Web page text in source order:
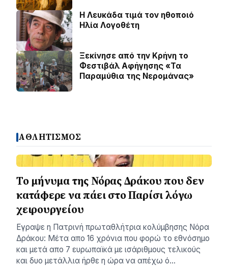
Η Λευκάδα τιμά τον ηθοποιό
Ηλία Λογοθέτη
Ξεκίνησε από την Κρήνη το
Φεστιβάλ Αφήγησης «Τα
Παραμύθια της Νερομάνας»
ΑΘΛΗΤΙΣΜΟΣ
Το μήνυμα της Νόρας Δράκου που δεν
κατάφερε να πάει στο Παρίσι λόγω
χειρουργείου
Εγραψε η Πατρινή πρωταθλήτρια κολύμβησης Νόρα
Δράκου: Μέτα απο 16 χρόνια που φορώ το εθνόσημο
και μετά απο 7 ευρωπαϊκά με ισάριθμους τελικούς
και δυο μετάλλια ήρθε η ώρα να απέχω ό…